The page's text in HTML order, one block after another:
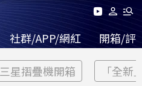
社群/APP/網紅 開箱/評
三星摺疊機開箱 「全新